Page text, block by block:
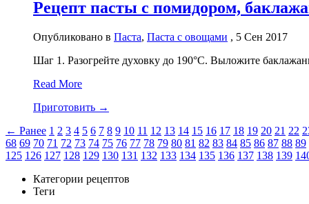
Рецепт пасты с помидором,
Опубликовано в Паста, Паста с овощами , 5 Сен 2017
Шаг 1. Разогрейте духовку до 190°С. Выложите
Read More
Приготовить →
← Ранее 1 2 3 4 5 6 7 8 9 10 11 12 13 14 15 16 17 18 19 20 21 22
68 69 70 71 72 73 74 75 76 77 78 79 80 81 82 83 84 85 86 87 88 89
125 126 127 128 129 130 131 132 133 134 135 136 137 138 139
Категории рецептов
Теги